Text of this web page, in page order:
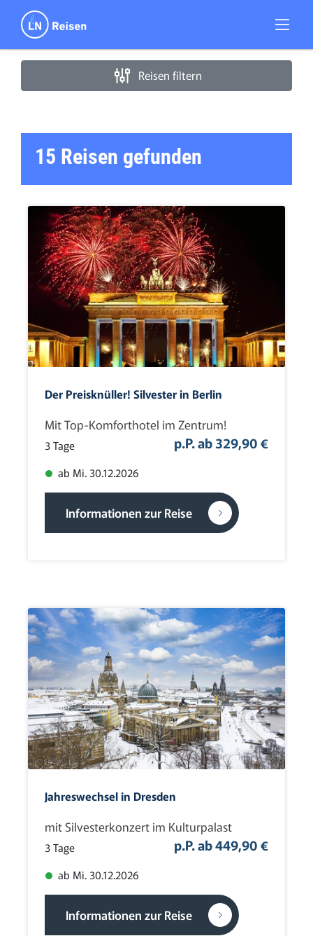
Suche verfeinern
Sortieren nach
Preis
Dauer
Reiseart
Advent(0)
Erlebnisreisen(0)
Flugreisen(0)
Kreuzfahrten
Kur- und Wellnessreisen
Mehrtagesfahrten
Städtereisen(0)
Tagesfahrten(0)
Urlaubsreisen(0)
Weihnachten(1)
Zielgebiet
Andorra(0)
Deutschland
Dänemark(0)
Finnland
Frankreich(0)
Großbritannien
Italien(0)
Reisen filtern
15 Reisen gefunden
Der Preisknüller! Silvester in Berlin
Mit Top-Komforthotel im Zentrum!
3 Tage
ab Mi. 30.12.2026
p.P. ab 329,90 €
Informationen zur Reise
Jahreswechsel in Dresden
mit Silvesterkonzert im Kulturpalast
3 Tage
ab Mi. 30.12.2026
p.P. ab 449,90 €
Informationen zur Reise